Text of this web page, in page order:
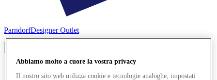
ParndorfDesigner Outlet
Abbiamo molto a cuore la vostra privacy
Il nostro sito web utilizza cookie e tecnologie analoghe, impostati